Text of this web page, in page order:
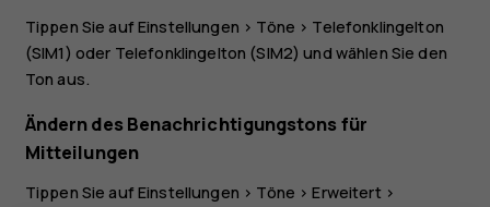
Tippen Sie aufEinstellungen > Töne > Telefonklingelton
(SIM1) oder Telefonklingelton (SIM2) und wählen Sie den
Ton aus.
Ändern des Benachrichtigungstons für
Mitteilungen
Tippen Sie aufEinstellungen > Töne >Erweitert >